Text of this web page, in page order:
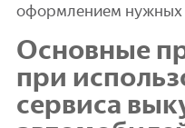
оформлением нужных
Основные
при
сервиса